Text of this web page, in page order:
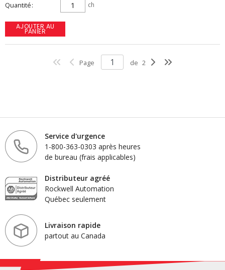
Quantité ch
AJOUTER AU
PANIER
Page de 2
Service d'urgence
1-800-363-0303 après heures
de bureau (frais applicables)
Distributeur agréé
Rockwell Automation
Québec seulement
Livraison rapide
partout au Canada